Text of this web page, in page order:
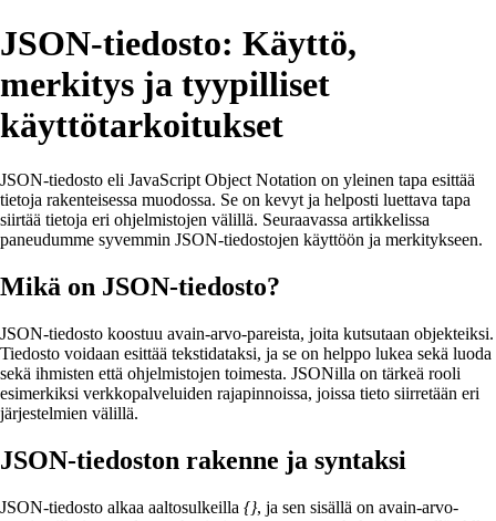
JSON-tiedosto: Käyttö,
merkitys ja tyypilliset
käyttötarkoitukset
JSON-tiedosto eli JavaScript Object Notation on yleinen tapa esittää
tietoja rakenteisessa muodossa. Se on kevyt ja helposti luettava tapa
siirtää tietoja eri ohjelmistojen välillä. Seuraavassa artikkelissa
paneudumme syvemmin JSON-tiedostojen käyttöön ja merkitykseen.
Mikä on JSON-tiedosto?
JSON-tiedosto koostuu avain-arvo-pareista, joita kutsutaan objekteiksi.
Tiedosto voidaan esittää tekstidataksi, ja se on helppo lukea sekä luoda
sekä ihmisten että ohjelmistojen toimesta. JSONilla on tärkeä rooli
esimerkiksi verkkopalveluiden rajapinnoissa, joissa tieto siirretään eri
järjestelmien välillä.
JSON-tiedoston rakenne ja syntaksi
JSON-tiedosto alkaa aaltosulkeilla {}, ja sen sisällä on avain-arvo-